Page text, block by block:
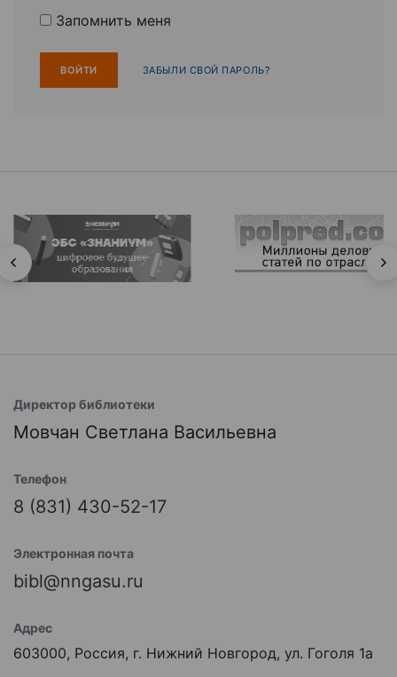
Запомнить меня
ЗАБЫЛИ СВОЙ ПАРОЛЬ?
Директор библиотеки
Мовчан Светлана Васильевна
Телефон
8 (831) 430-52-17
Электронная почта
bibl@nngasu.ru
Адрес
603000, Россия, г. Нижний Новгород, ул. Гоголя 1а